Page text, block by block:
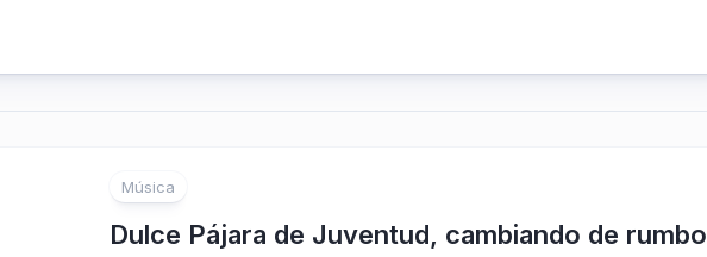
Música
Dulce Pájara de Juventud, cambiando de rumbo